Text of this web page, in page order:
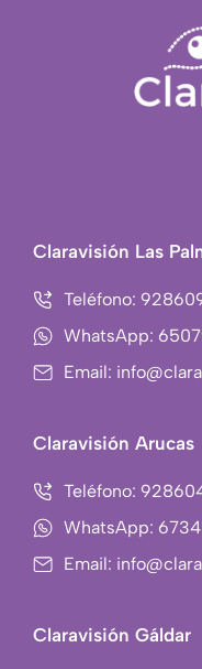
Claravisión Las
Teléfono:
WhatsApp:
Email:
Claravisión Arucas
Teléfono:
WhatsApp:
Email:
Claravisión Gáldar